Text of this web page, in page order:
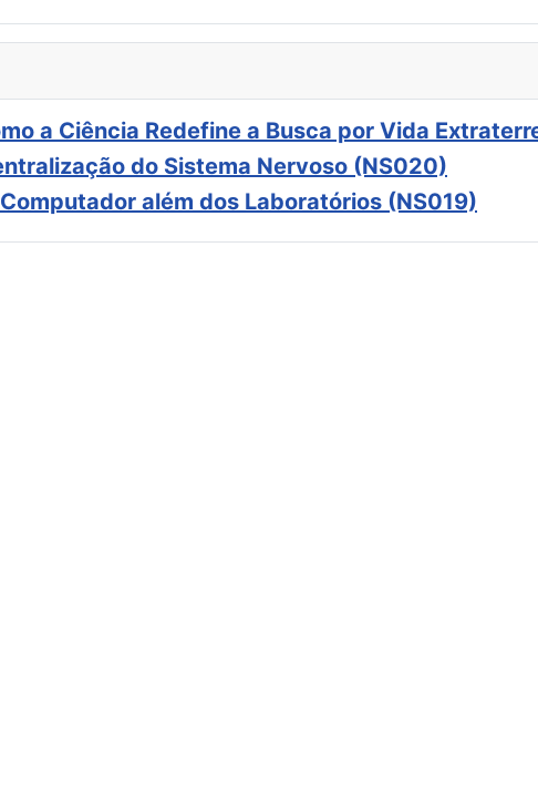
a Ciência Redefine a Busca por Vida
do Sistema Nervoso (NS020)
além dos Laboratórios (NS019)